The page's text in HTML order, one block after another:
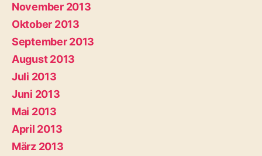
November 2013
Oktober 2013
September 2013
August 2013
Juli 2013
Juni 2013
Mai 2013
April 2013
März 2013